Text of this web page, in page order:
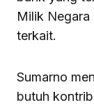
Milik Negara
terkait.
Sumarno
butuh